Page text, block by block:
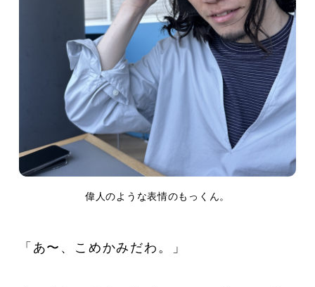
偉人のような表情のもっくん。
「あ〜、こめかみだわ。」